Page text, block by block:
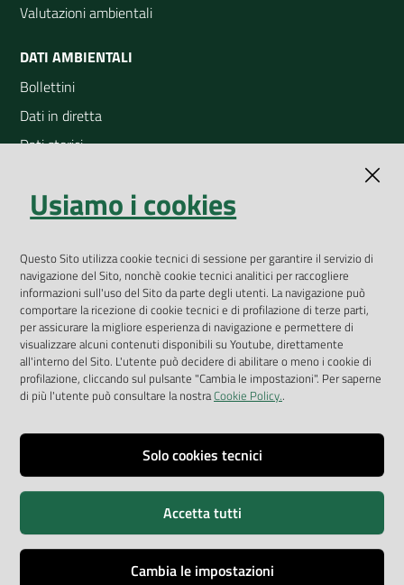
Valutazioni ambientali
DATI AMBIENTALI
Bollettini
Dati in diretta
Dati storici
Open Data
App Arpav
Rapporti regionali annuali
Le Infografiche
Dispenser dati
Vai alla pagina
Privacy
Accessibilità
Usiamo i cookies
Questo Sito utilizza cookie tecnici di sessione per garantire il servizio di
navigazione del Sito, nonchè cookie tecnici analitici per raccogliere
informazioni sull'uso del Sito da parte degli utenti. La navigazione può
comportare la ricezione di cookie tecnici e di profilazione di terze parti,
per assicurare la migliore esperienza di navigazione e permettere di
visualizzare alcuni contenuti disponibili su Youtube, direttamente
all'interno del Sito. L'utente può decidere di abilitare o meno i cookie di
profilazione, cliccando sul pulsante "Cambia le impostazioni". Per saperne
di più l'utente può consultare la nostraCookie Policy..
Solo cookies tecnici
Accetta tutti
Cambia le impostazioni